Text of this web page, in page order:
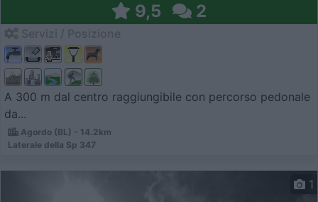
9,5 2
A 300 m dal centro raggiungibile con percorso pedonale
da...
Agordo (BL) - 14.2km
Laterale della Sp 347
1